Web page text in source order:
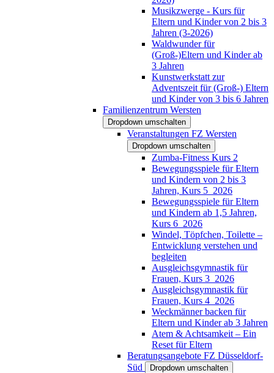
Musikzwerge - Kurs für
Eltern und Kinder von 2 bis 3
Jahren (3-2026)
Waldwunder für
(Groß-)Eltern und Kinder ab
3 Jahren
Kunstwerkstatt zur
Adventszeit für (Groß-) Eltern
und Kinder von 3 bis 6 Jahren
Familienzentrum Wersten
Dropdown umschalten
Veranstaltungen FZ Wersten
Dropdown umschalten
Zumba-Fitness Kurs 2
Bewegungsspiele für Eltern
und Kindern von 2 bis 3
Jahren, Kurs 5_2026
Bewegungsspiele für Eltern
und Kindern ab 1,5 Jahren,
Kurs 6_2026
Windel, Töpfchen, Toilette –
Entwicklung verstehen und
begleiten
Ausgleichsgymnastik für
Frauen, Kurs 3_2026
Ausgleichsgymnastik für
Frauen, Kurs 4_2026
Weckmänner backen für
Eltern und Kinder ab 3 Jahren
Atem & Achtsamkeit – Ein
Reset für Eltern
Beratungsangebote FZ Düsseldorf-
Süd
Dropdown umschalten